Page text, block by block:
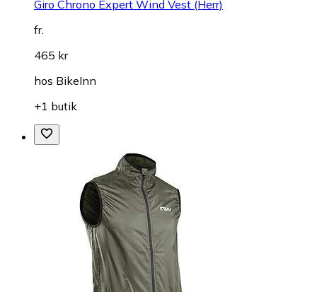
Giro Chrono Expert Wind Vest (Herr)
fr.
465 kr
hos BikeInn
+1 butik